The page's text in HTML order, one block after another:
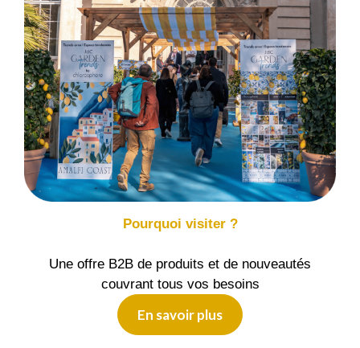
Pourquoi visiter ?
Une offre B2B de produits et de nouveautés
couvrant tous vos besoins
En savoir plus